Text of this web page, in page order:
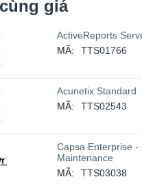
giá
ActiveReports
MÃ:
TTS01766
Acunetix Standard
MÃ:
TTS02543
Capsa Enterprise -
Maintenance
MÃ:
TTS03038